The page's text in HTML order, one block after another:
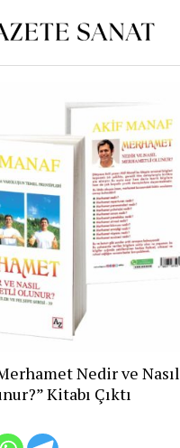
Nedir ve Nasıl
Kitabı Çıktı